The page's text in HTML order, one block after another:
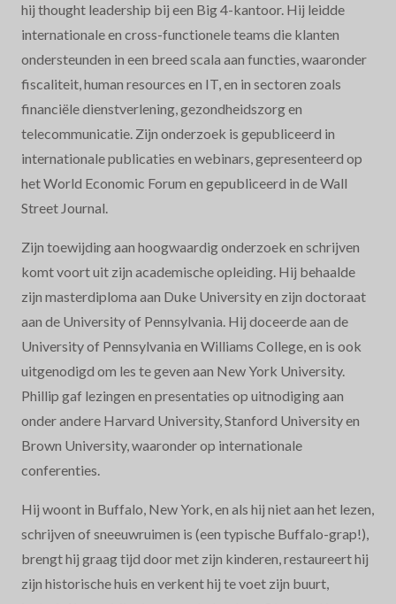
hij thought leadership bij een Big 4-kantoor. Hij leidde
internationale en cross-functionele teams die klanten
ondersteunden in een breed scala aan functies, waaronder
fiscaliteit, human resources en IT, en in sectoren zoals
financiële dienstverlening, gezondheidszorg en
telecommunicatie. Zijn onderzoek is gepubliceerd in
internationale publicaties en webinars, gepresenteerd op
het World Economic Forum en gepubliceerd in de Wall
Street Journal.
Zijn toewijding aan hoogwaardig onderzoek en schrijven
komt voort uit zijn academische opleiding. Hij behaalde
zijn masterdiploma aan Duke University en zijn doctoraat
aan de University of Pennsylvania. Hij doceerde aan de
University of Pennsylvania en Williams College, en is ook
uitgenodigd om les te geven aan New York University.
Phillip gaf lezingen en presentaties op uitnodiging aan
onder andere Harvard University, Stanford University en
Brown University, waaronder op internationale
conferenties.
Hij woont in Buffalo, New York, en als hij niet aan het lezen,
schrijven of sneeuwruimen is (een typische Buffalo-grap!),
brengt hij graag tijd door met zijn kinderen, restaureert hij
zijn historische huis en verkent hij te voet zijn buurt,